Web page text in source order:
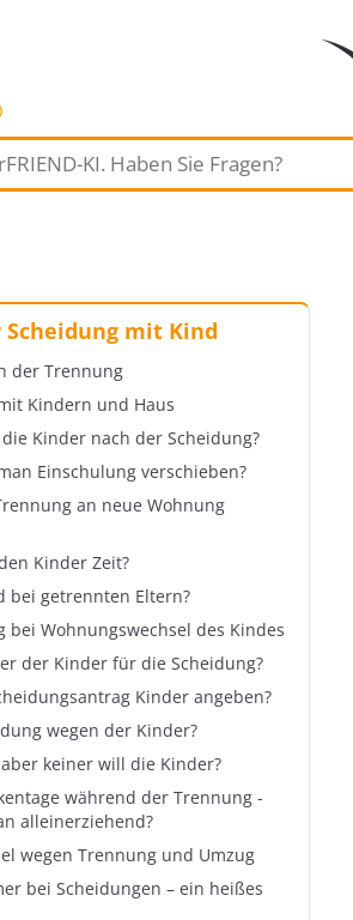
Scheidung mit Kind
der Trennung
Kindern und Haus
Kinder nach der Scheidung?
Einschulung verschieben?
an neue Wohnung
Kinder Zeit?
bei getrennten Eltern?
bei Wohnungswechsel des Kindes
der Kinder für die Scheidung?
Kinder angeben?
wegen der Kinder?
keiner will die Kinder?
während der Trennung -
alleinerziehend?
wegen Trennung und Umzug
bei Scheidungen – ein heißes